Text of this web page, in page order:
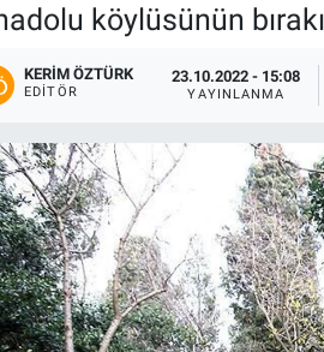
köylüsünün
KERIM ÖZTÜRK
EDITÖR
23.10.2022 - 15:08
YAYINLANMA
Haberleri